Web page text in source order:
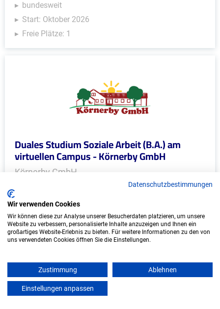
bundesweit
Start: Oktober 2026
Freie Plätze: 1
Duales Studium Soziale Arbeit (B.A.) am
virtuellen Campus - Körnerby GmbH
Körnerby GmbH
(Internationale Hochschule)
bundesweit
Start: Oktober 2026
Datenschutzbestimmungen
Wir verwenden Cookies
Wir können diese zur Analyse unserer Besucherdaten platzieren, um unsere
Website zu verbessern, personalisierte Inhalte anzuzeigen und Ihnen ein
großartiges Website-Erlebnis zu bieten. Für weitere Informationen zu den von
uns verwendeten Cookies öffnen Sie die Einstellungen.
Zustimmung Ablehnen
Einstellungen anpassen